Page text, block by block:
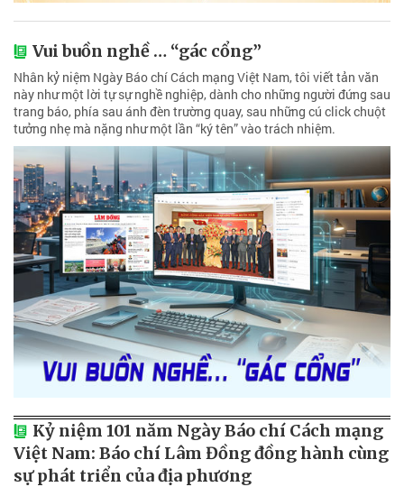
Vui buồn nghề … “gác cổng”
Nhân kỷ niệm Ngày Báo chí Cách mạng Việt Nam, tôi viết tản văn
này như một lời tự sự nghề nghiệp, dành cho những người đứng sau
trang báo, phía sau ánh đèn trường quay, sau những cú click chuột
tưởng nhẹ mà nặng như một lần “ký tên” vào trách nhiệm.
Kỷ niệm 101 năm Ngày Báo chí Cách mạng
Việt Nam: Báo chí Lâm Đồng đồng hành cùng
sự phát triển của địa phương